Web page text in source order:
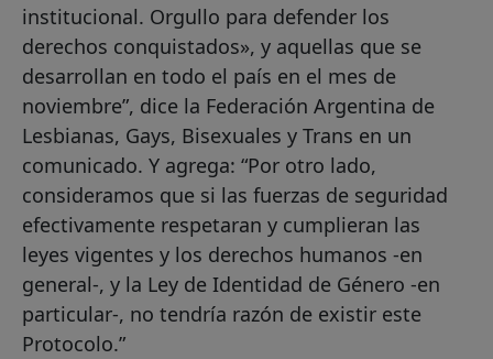
institucional. Orgullo para defender los
derechos conquistados», y aquellas que se
desarrollan en todo el país en el mes de
noviembre”, dice la Federación Argentina de
Lesbianas, Gays, Bisexuales y Trans en un
comunicado. Y agrega: “Por otro lado,
consideramos que si las fuerzas de seguridad
efectivamente respetaran y cumplieran las
leyes vigentes y los derechos humanos -en
general-, y la Ley de Identidad de Género -en
particular-, no tendría razón de existir este
Protocolo.”